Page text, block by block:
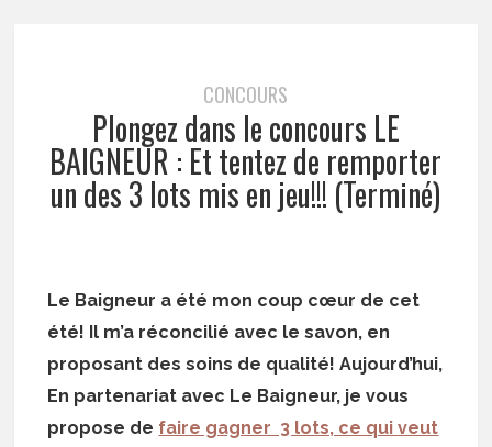
CONCOURS
Plongez dans le concours LE
BAIGNEUR : Et tentez de remporter
un des 3 lots mis en jeu!!! (Terminé)
Le Baigneur a été mon coup cœur de cet
été! Il m’a réconcilié avec le savon, en
proposant des soins de qualité! Aujourd’hui,
En partenariat avec Le Baigneur, je vous
propose de faire gagner 3 lots, ce qui veut